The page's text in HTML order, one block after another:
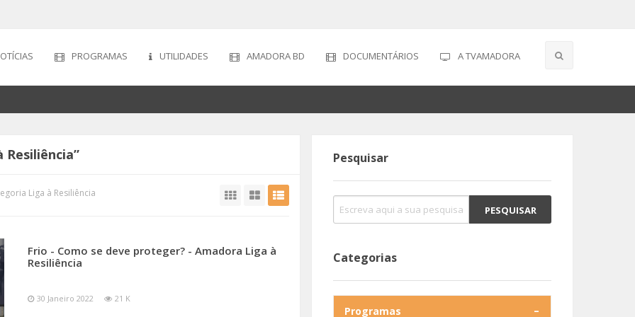
PROGRAMAS UTILIDADES AMADORA BD DOCUMENTÁRIOS A TVAMADORA
Liga à Resiliência
Frio - Como se deve proteger? - Amadora Liga à
Resiliência
30 Janeiro 2022 21 K
Pesquisar
Categorias
Programas